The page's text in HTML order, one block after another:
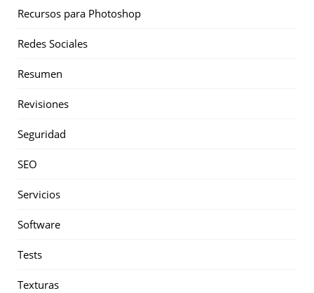
Recursos para Photoshop
Redes Sociales
Resumen
Revisiones
Seguridad
SEO
Servicios
Software
Tests
Texturas